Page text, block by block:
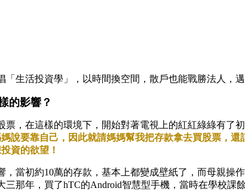
生活投資學」，以時間換空間，散戶也能戰勝法人，邁
的影響？
，在這樣的環境下，開始對著電視上的紅紅綠綠有了
說要靠自己，因此就請媽媽幫我把存款拿去買股票，
資的欲望！
當初約10萬的存款，基本上都變成壁紙了，而母親操
那年，買了hTC的Android智慧型手機，當時在學校